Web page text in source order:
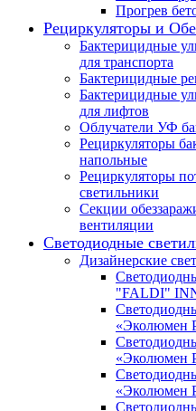
Прогрев
Рециркуляторы и
Бактерицидные
для транспорта
Бактерицидные
Бактерицидные
для лифтов
Облучатели УФ
Рециркуляторы
напольные
Рециркуляторы
светильники
Секции
вентиляции
Светодиодные
Дизайнерские
"FALDI"
«Эколюмен
«Эколюмен
«Эколюмен